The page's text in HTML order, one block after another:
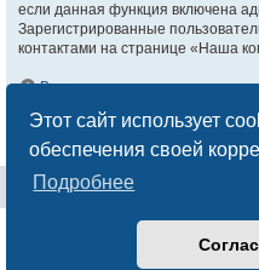
Этот сайт использует
обеспечения своей
Подробнее
если данная функция включена
Зарегистрированные
контактами на странице «Наша
Вернуться к началу
Сайт менторов
Русская